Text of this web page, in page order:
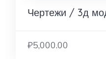
Чертежи / 3д
₽5,000.00